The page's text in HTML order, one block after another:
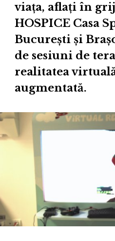
viața, aflați în
HOSPICE Casa
Bucureşti şi
de sesiuni de
realitatea
augmentată.